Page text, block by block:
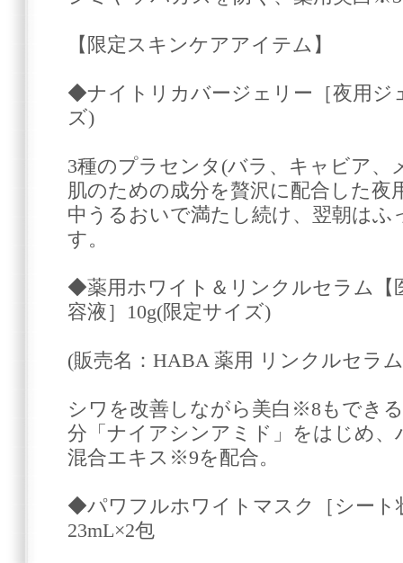
【限定スキンケアアイテム】
◆ナイトリカバージェリー［夜用ジ
ズ)
3種のプラセンタ(バラ、キャビア
肌のための成分を贅沢に配合した夜
中うるおいで満たし続け、翌朝は
す。
◆薬用ホワイト＆リンクルセラム【
容液］10g(限定サイズ)
(販売名：HABA 薬用 リンクルセラ
シワを改善しながら美白※8もでき
分「ナイアシンアミド」をはじめ
混合エキス※9を配合。
◆パワフルホワイトマスク［シート
23mL×2包